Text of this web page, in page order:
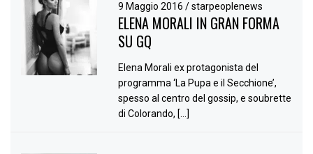
9 Maggio 2016/ starpeoplenews
ELENA MORALI IN GRAN FORMA
SU GQ
Elena Morali ex protagonista del
programma ‘La Pupa e il Secchione’,
spesso al centro del gossip, e soubrette
di Colorando, […]